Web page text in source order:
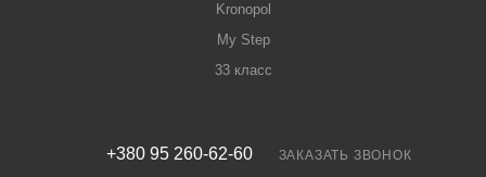
Kronopol
My Step
33 класс
+380 95 260-62-60 ЗАКАЗАТЬ ЗВОНОК